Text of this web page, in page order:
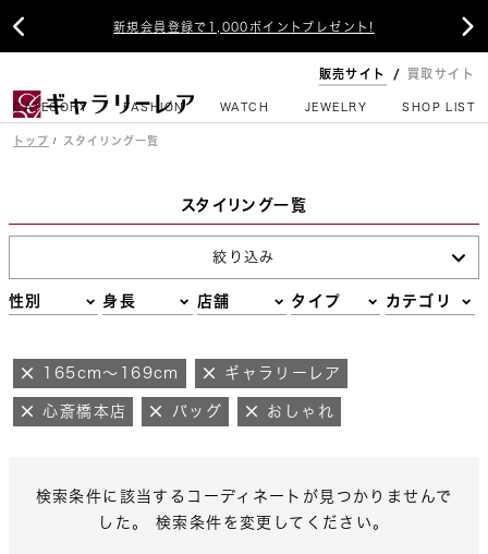
新規会員登録で1,000ポイントプレゼント!
 
販売サイト 買取サイト
CATEGORY FASHION WATCH JEWELRY SHOP LIST
トップ スタイリング一覧
スタイリング一覧
絞り込み
性別 身長 店舗 タイプ カテゴリ
165cm～169cm ギャラリーレア
心斎橋本店 バッグ おしゃれ
検索条件に該当するコーディネートが見つかりませんで
した。 検索条件を変更してください。